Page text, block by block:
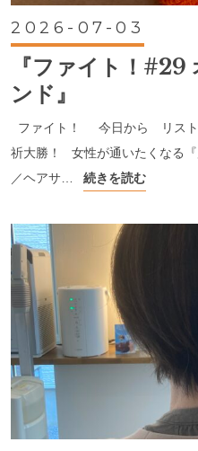
2026-07-03
『ファイト！
ンド』
ファイト！ 今日から リス
祈大勝！ 女性が通いたくなる
／ヘアサ…
続きを読む